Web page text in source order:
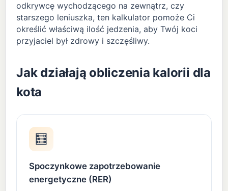
odkrywcę wychodzącego na zewnątrz, czy
starszego leniuszka, ten kalkulator pomoże Ci
określić właściwą ilość jedzenia, aby Twój koci
przyjaciel był zdrowy i szczęśliwy.
Jak działają obliczenia kalorii dla
kota
🧮
Spoczynkowe zapotrzebowanie
energetyczne (RER)